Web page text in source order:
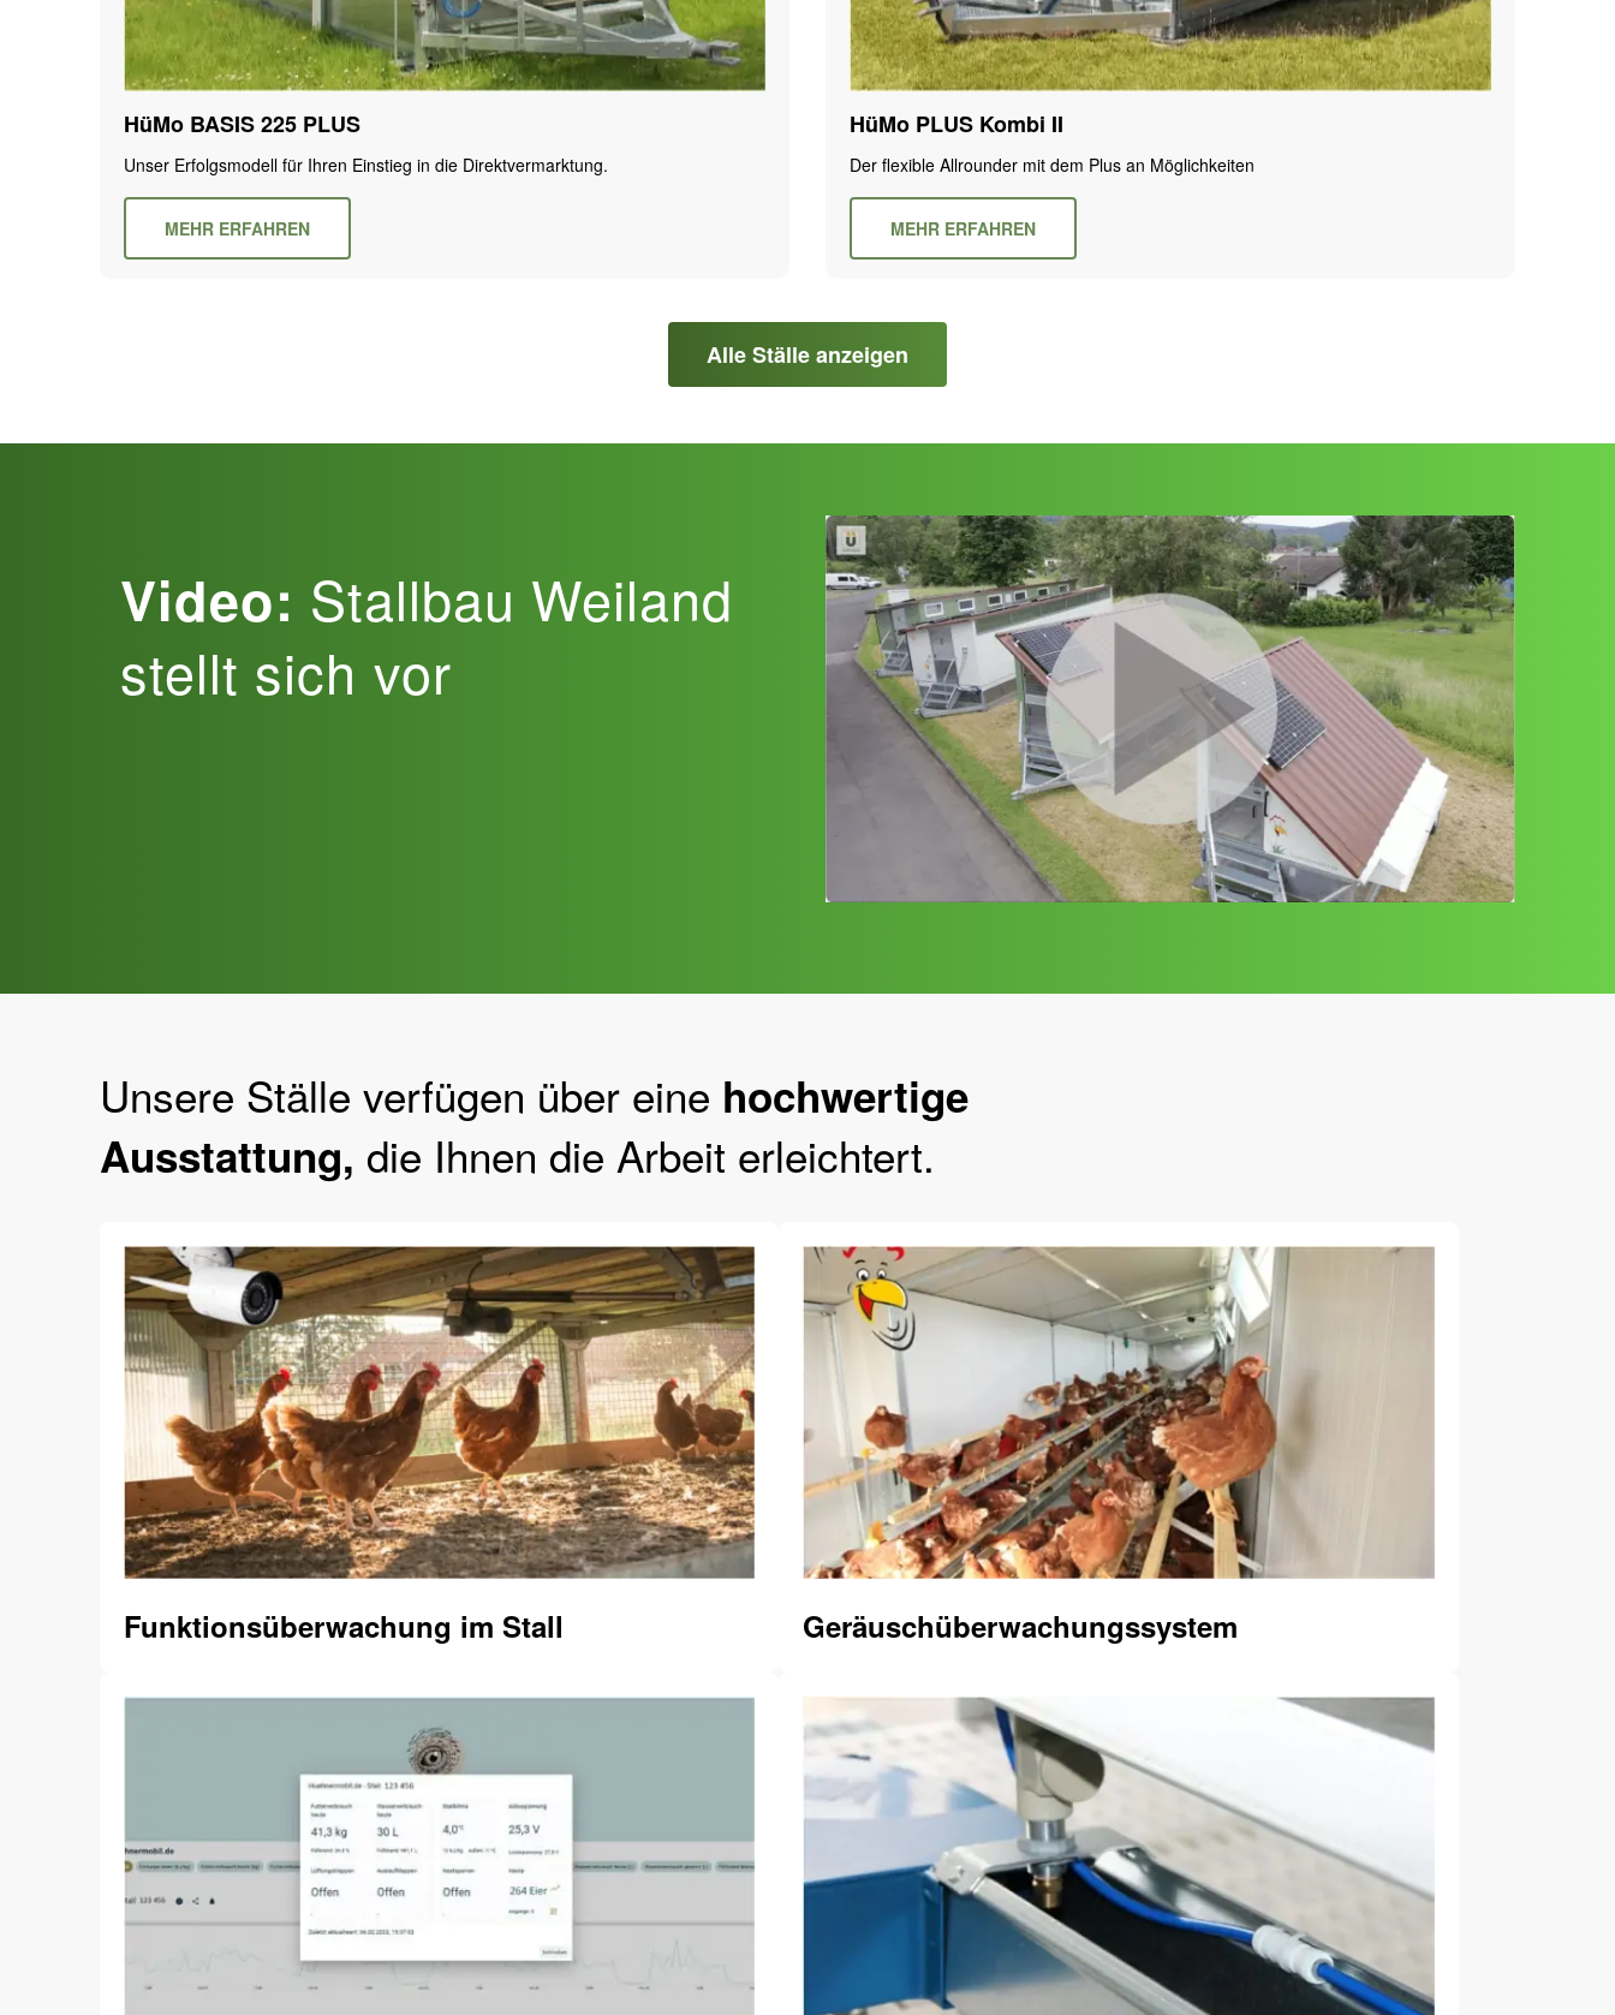
HüMo BASIS 225 PLUS
Unser Erfolgsmodell für Ihren Einstieg in die Direktvermarktung.
MEHR ERFAHREN
HüMo PLUS Kombi II
Der flexible Allrounder mit dem Plus an Möglichkeiten
MEHR ERFAHREN
Alle Ställe anzeigen
Video: Stallbau Weiland
stellt sich vor
Unsere Ställe verfügen über eine hochwertige
Ausstattung, die Ihnen die Arbeit erleichtert.
Funktionsüberwachung im Stall Geräuschüberwachungssystem